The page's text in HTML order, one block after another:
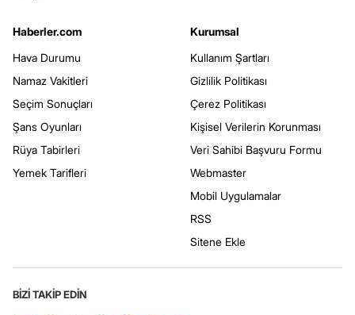
Haberler.com
Hava Durumu
Namaz Vakitleri
Seçim Sonuçları
Şans Oyunları
Rüya Tabirleri
Yemek Tarifleri
Kurumsal
Kullanım Şartları
Gizlilik Politikası
Çerez Politikası
Kişisel Verilerin Korunması
Veri Sahibi Başvuru Formu
Webmaster
Mobil Uygulamalar
RSS
Sitene Ekle
BİZİ TAKİP EDİN